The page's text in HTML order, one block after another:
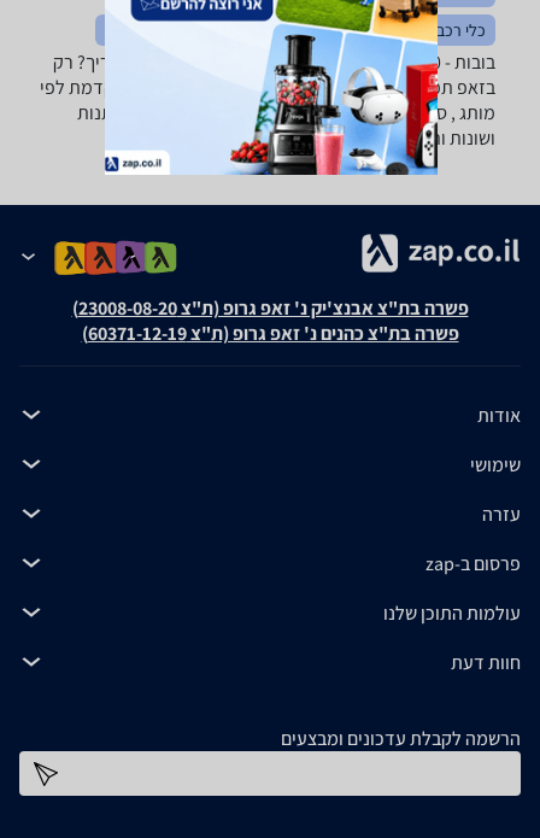
כלי רכב ממונעים
כלי נגינה לילדים
בובות - ‏100 - 150 ‏ש"ח רוצה למצוא את הבובה שאתה צריך? רק
בזאפ תמצא מאות ביקורות על בובות מערכת סינון מתקדמת לפי
מותג , סוג ועוד, השוואת מחירים ביותר מאלף חנויות מתנות
ושונות ותקבל החלטה חכמה!
פשרה בת"צ אבנצ'יק נ' זאפ גרופ (ת"צ 23008-08-20)
פשרה בת"צ כהנים נ' זאפ גרופ (ת"צ 60371-12-19)
אודות
שימושי
עזרה
פרסום ב-zap
עולמות התוכן שלנו
חוות דעת
הרשמה לקבלת עדכונים ומבצעים